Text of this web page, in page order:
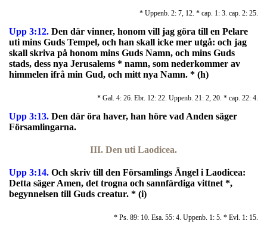
* Uppenb. 2: 7, 12. * cap. 1: 3. cap. 2: 25.
Upp 3:12. Den där vinner, honom vill jag göra till en Pelare
uti mins Guds Tempel, och han skall icke mer utgå: och jag
skall skriva på honom mins Guds Namn, och mins Guds
stads, dess nya Jerusalems * namn, som nederkommer av
himmelen ifrå min Gud, och mitt nya Namn. * (h)
* Gal. 4: 26. Ebr. 12: 22. Uppenb. 21: 2, 20. * cap. 22: 4.
Upp 3:13. Den där öra haver, han höre vad Anden säger
Församlingarna.
III. Den uti Laodicea.
Upp 3:14. Och skriv till den Församlings Ängel i Laodicea:
Detta säger Amen, det trogna och sannfärdiga vittnet *,
begynnelsen till Guds creatur. * (i)
* Ps. 89: 10. Esa. 55: 4. Uppenb. 1: 5. * Evl. 1: 15.